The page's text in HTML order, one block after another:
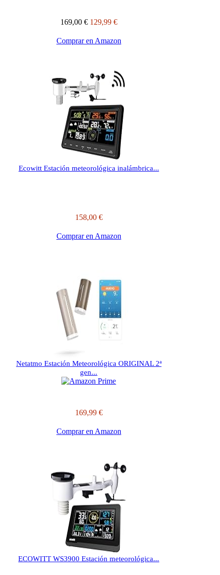
169,00 € 129,99 €
Comprar en Amazon
Ecowitt Estación meteorológica inalámbrica...
158,00 €
Comprar en Amazon
Netatmo Estación Meteorológica ORIGINAL 2ª
gen...
169,99 €
Comprar en Amazon
ECOWITT WS3900 Estación meteorológica...